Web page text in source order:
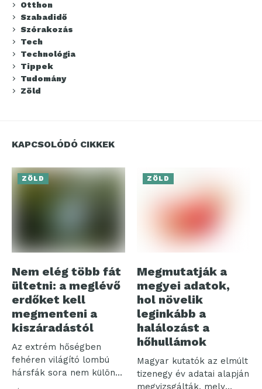
Otthon
Szabadidő
Szórakozás
Tech
Technológia
Tippek
Tudomány
Zöld
KAPCSOLÓDÓ CIKKEK
ZÖLD
Nem elég több fát
ültetni: a meglévő
erdőket kell
megmenteni a
kiszáradástól
Az extrém hőségben
fehéren világító lombú
hársfák sora nem különös
természeti
ZÖLD
Megmutatják a
megyei adatok,
hol növelik
leginkább a
halálozást a
hőhullámok
Magyar kutatók az elmúlt
tizenegy év adatai alapján
megvizsgálták, mely